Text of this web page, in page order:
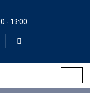
- 19:00